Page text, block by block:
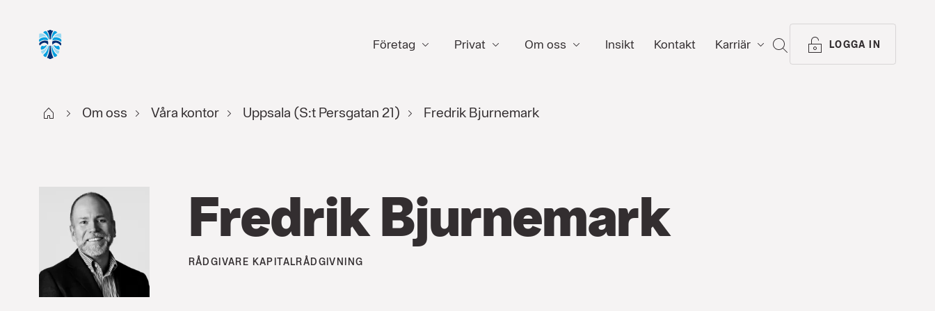
Företag Privat Om oss Insikt Kontakt Karriär SÖK LOGGA IN
Start Om oss Våra kontor Uppsala (S:t Persgatan 21) Fredrik Bjurnemark
Fredrik Bjurnemark
RÅDGIVARE KAPITALRÅDGIVNING